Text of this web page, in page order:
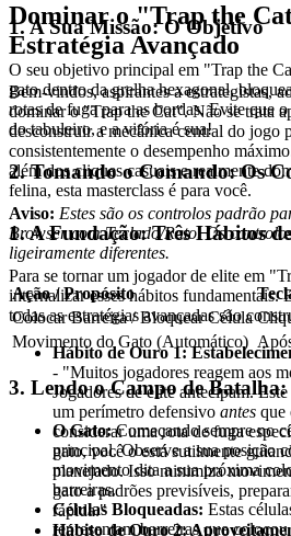
1. A Sua Missão: O Objetivo
O seu objetivo principal em "Trap the
gato dentro da grelha hexagonal,
rotas de fuga para as bordas. Evite que
do tabuleiro, e a vitória é sua!
2. Tomando o Comando: Os
Aviso: Estes são os controlos padrão
Browser com Teclado/Rato. Os
ligeiramente diferentes.
Ação / Propósito
Colocar Barreira / Bloquear Célula
Movimento do Gato (Automático)
3. Lendo o Campo de
O Gato:Começando sempre no
principal. Observe a sua posição
movimento dita a sua próxima
barreiras.
Células Bloqueadas: Estas
representam barreiras que
Dominar o "Trap the
Estratégia Avançado
Bem-vindos, aspirantes a estrategistas,
dominar o "Trap the Cat". Não se trata
desconstruir a mecânica central do jogo
consistentemente o desempenho
além dos cliques casuais e realmente
felina, esta masterclass é para você.
1. A Fundação: Três Hábitos
Para se tornar um jogador de elite em
internalizar esses hábitos fundamentais.
todas as estratégias avançadas são
Hábito de Ouro 1:
- "Muitos jogadores reagem aos
Jogadores de elite antecipam.
um perímetro defensivo antes que
considerar uma rota de fuga
gato, você o está sutilmente
planejado. Isso minimiza
gato a padrões previsíveis,
rápida."
Hábito de Ouro 2: